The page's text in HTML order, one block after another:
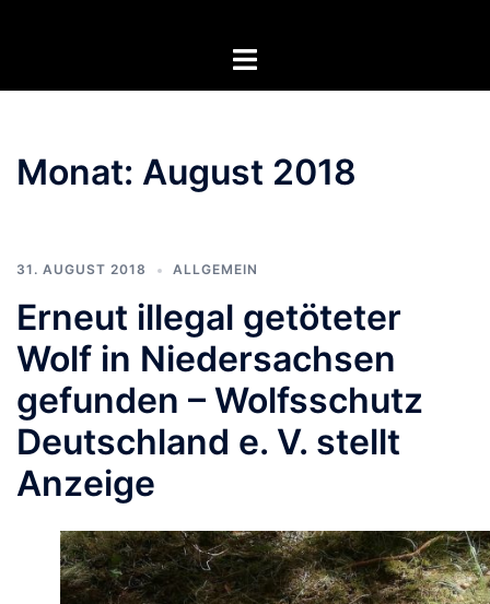
Menü
Monat: August 2018
31. AUGUST 2018 ALLGEMEIN
Erneut illegal getöteter
Wolf in Niedersachsen
gefunden – Wolfsschutz
Deutschland e. V. stellt
Anzeige